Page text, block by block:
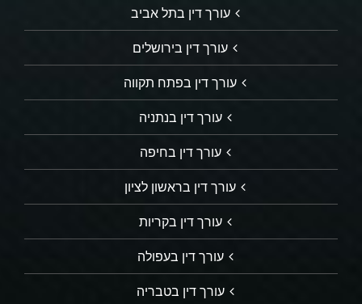
עורך דין בתל אביב
עורך דין בירושלים
עורך דין בפתח תקווה
עורך דין בנתניה
עורך דין בחיפה
עורך דין בראשון לציון
עורך דין בקריות
עורך דין בעפולה
עורך דין בטבריה